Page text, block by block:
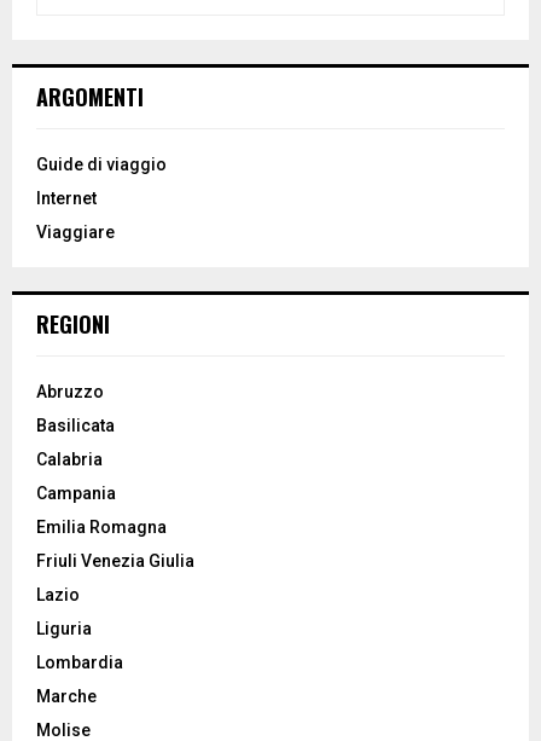
h
o
:
ARGOMENTI
Guide di viaggio
Internet
Viaggiare
REGIONI
Abruzzo
Basilicata
Calabria
Campania
Emilia Romagna
Friuli Venezia Giulia
Lazio
Liguria
Lombardia
Marche
Molise